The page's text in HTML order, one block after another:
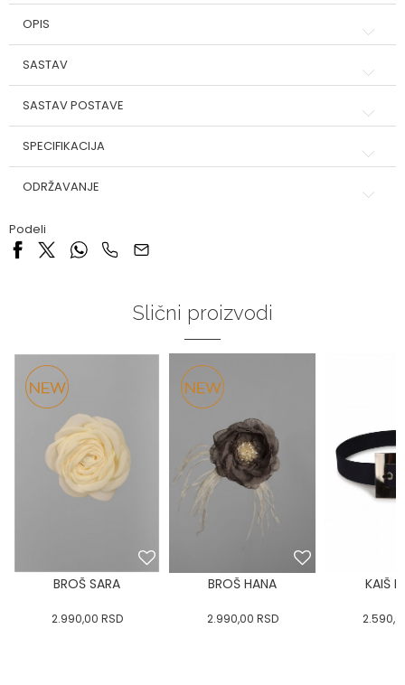
OPIS
SASTAV
SASTAV POSTAVE
SPECIFIKACIJA
ODRŽAVANJE
Podeli
Slični proizvodi
BROŠ SARA
2.990,00 RSD
BROŠ HANA
2.990,00 RSD
KAIŠ